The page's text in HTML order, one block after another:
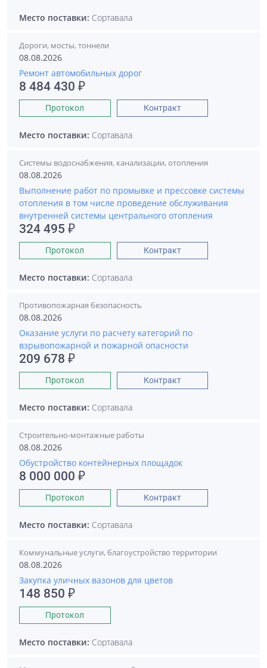
Место поставки: Сортавала
Дороги, мосты, тоннели
08.08.2026
Ремонт автомобильных дорог
8 484 430 ₽
Протокол Контракт
Место поставки: Сортавала
Системы водоснабжения, канализации, отопления
08.08.2026
Выполнение работ по промывке и прессовке системы
отопления в том числе проведение обслуживания
внутренней системы центрального отопления
324 495 ₽
Протокол Контракт
Место поставки: Сортавала
Противопожарная безопасность
08.08.2026
Оказание услуги по расчету категорий по
взрывопожарной и пожарной опасности
209 678 ₽
Протокол Контракт
Место поставки: Сортавала
Строительно-монтажные работы
08.08.2026
Обустройство контейнерных площадок
8 000 000 ₽
Протокол Контракт
Место поставки: Сортавала
Коммунальные услуги, благоустройство территории
08.08.2026
Закупка уличных вазонов для цветов
148 850 ₽
Протокол
Место поставки: Сортавала